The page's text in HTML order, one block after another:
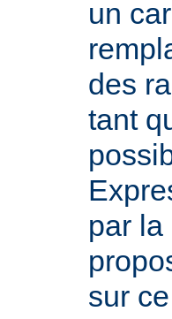
un
des
tant
par la
sur